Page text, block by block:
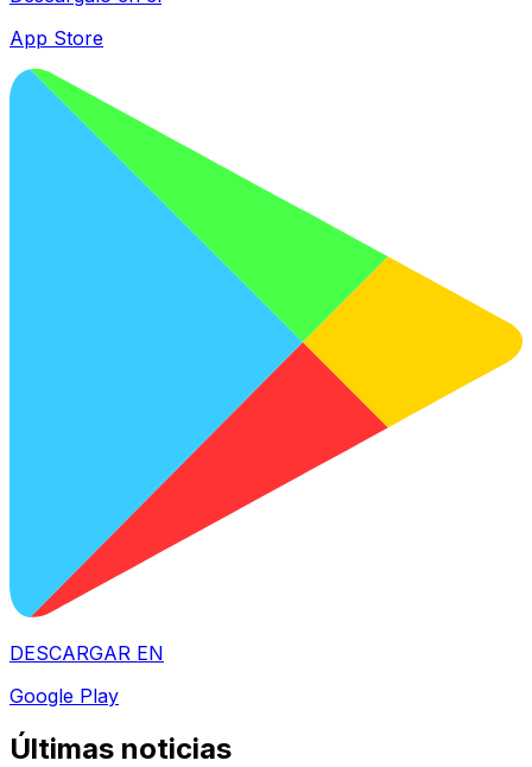
App Store
DESCARGAR EN
Google Play
Últimas noticias